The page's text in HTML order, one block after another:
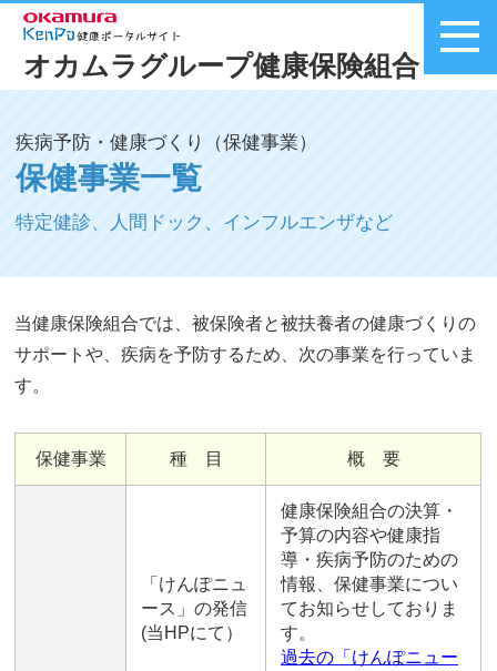
オカムラグループ健康保険組合
疾病予防・健康づくり（保健事業）
保健事業一覧
特定健診、人間ドック、インフルエンザなど
当健康保険組合では、被保険者と被扶養者の健康づくりの
サポートや、疾病を予防するため、次の事業を行っていま
す。
保健事業 種 目 概 要
「けんぽニュ
ース」の発信
(当HPにて）
健康保険組合の決算・
予算の内容や健康指
導・疾病予防のための
情報、保健事業につい
てお知らせしておりま
す。
過去の「けんぽニュー